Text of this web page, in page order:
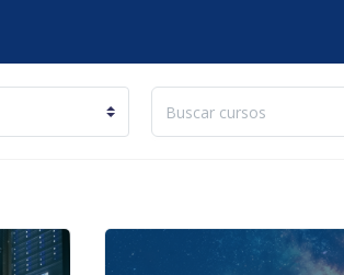
Buscar cursos